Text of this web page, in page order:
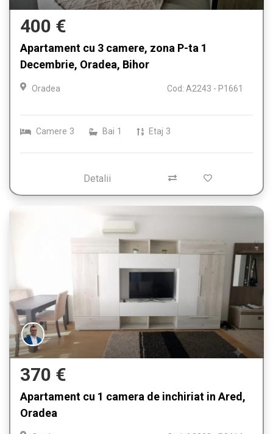
400 €
Apartament cu 3 camere, zona P-ta 1
Decembrie, Oradea, Bihor
Oradea Cod: A2243 - P1661
Camere 3 Bai 1 Etaj 3
Detalii
370 €
Apartament cu 1 camera de inchiriat in Ared,
Oradea